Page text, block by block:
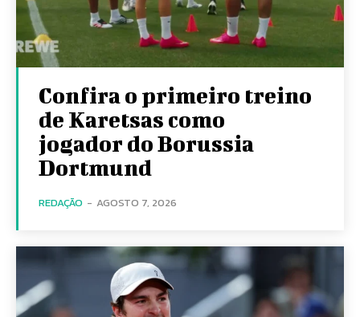
Confira o primeiro treino
de Karetsas como
jogador do Borussia
Dortmund
REDAÇÃO - AGOSTO 7, 2026